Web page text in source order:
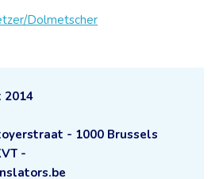
2014
- 1000 Brussels
-
Dolmetscher